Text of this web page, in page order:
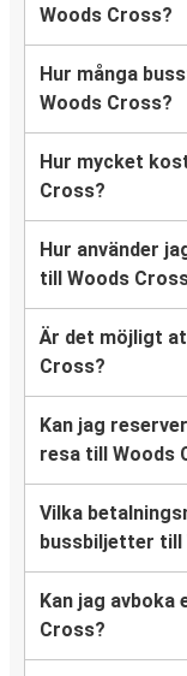
Woods Cross?
Hur många
Woods Cross?
Hur mycket
Cross?
Hur använder
till Woods
Är det möjligt
Cross?
Kan jag
resa till Woods
Vilka
bussbiljetter till
Kan jag
Cross?